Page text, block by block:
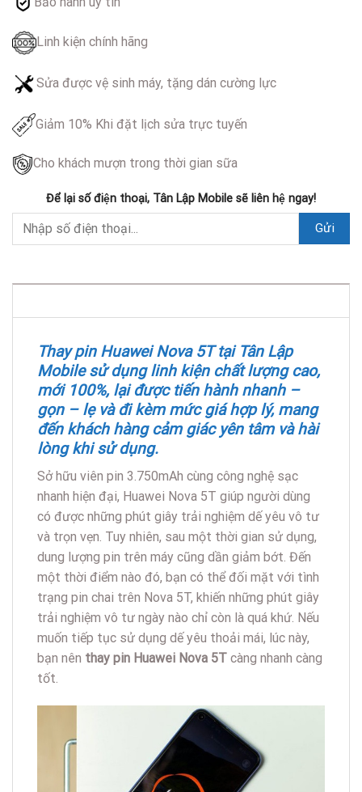
Linh kiện chính hãng
Sửa được vệ sinh máy, tặng dán cường lực
Giảm 10% Khi đặt lịch sửa trực tuyến
Cho khách mượn trong thời gian sữa
Để lại số điện thoại, Tân Lập Mobile sẽ liên hệ ngay!
Thay pin Huawei Nova 5T tại Tân Lập
Mobile sử dụng linh kiện chất lượng cao,
mới 100%, lại được tiến hành nhanh –
gọn – lẹ và đi kèm mức giá hợp lý, mang
đến khách hàng cảm giác yên tâm và hài
lòng khi sử dụng.
Sở hữu viên pin 3.750mAh cùng công nghệ sạc
nhanh hiện đại, Huawei Nova 5T giúp người dùng
có được những phút giây trải nghiệm dế yêu vô tư
và trọn vẹn. Tuy nhiên, sau một thời gian sử dụng,
dung lượng pin trên máy cũng dần giảm bớt. Đến
một thời điểm nào đó, bạn có thể đối mặt với tình
trạng pin chai trên Nova 5T, khiến những phút giây
trải nghiệm vô tư ngày nào chỉ còn là quá khứ. Nếu
muốn tiếp tục sử dụng dế yêu thoải mái, lúc này,
bạn nên thay pin Huawei Nova 5T càng nhanh càng
tốt.